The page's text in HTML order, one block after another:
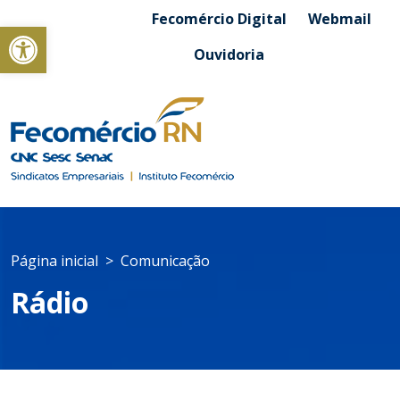
Abrir a barra de ferramentasFecomércio Digital
Webmail
Ouvidoria
Página inicial Comunicação
Rádio